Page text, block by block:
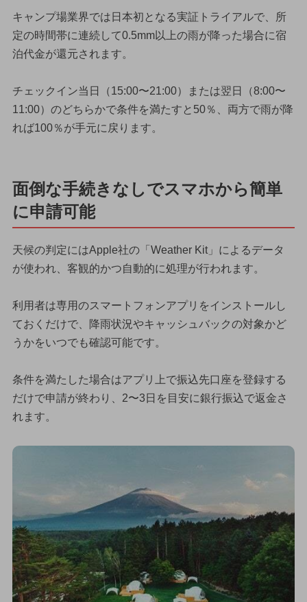
キャンプ場業界では日本初となる実証トライアルで、所
定の時間帯に連続して0.5mm以上の雨が降った場合に宿
泊代金が還元されます。
チェックイン当日（15:00〜21:00）または翌日（8:00〜
11:00）のどちらかで条件を満たすと50％、両方で雨が降
れば100％が手元に戻ります。
面倒な手続きなしでスマホから簡単
に申請可能
天候の判定にはApple社の「Weather Kit」によるデータ
が使われ、客観的かつ自動的に処理が行われます。
利用者は専用のスマートフォンアプリをインストールし
ておくだけで、降雨状況やキャッシュバックの対象かど
うかをいつでも確認可能です。
条件を満たした場合はアプリ上で振込先口座を登録する
だけで申請が終わり、2〜3日を目安に銀行振込で返金さ
れます。